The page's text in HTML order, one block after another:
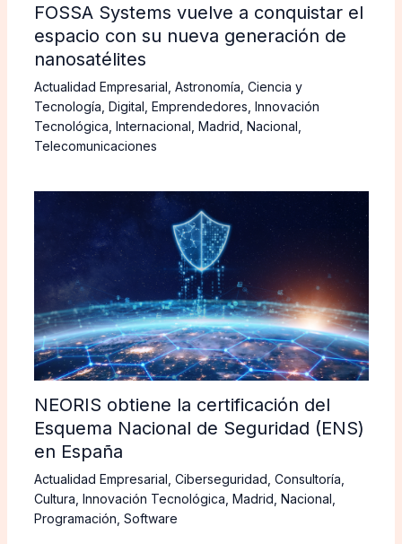
FOSSA Systems vuelve a conquistar el
espacio con su nueva generación de
nanosatélites
Actualidad Empresarial Astronomía Ciencia y
Tecnología Digital Emprendedores Innovación
Tecnológica Internacional Madrid Nacional
Telecomunicaciones
NEORIS obtiene la certificación del
Esquema Nacional de Seguridad (ENS)
en España
Actualidad Empresarial Ciberseguridad Consultoría
Cultura Innovación Tecnológica Madrid Nacional
Programación Software